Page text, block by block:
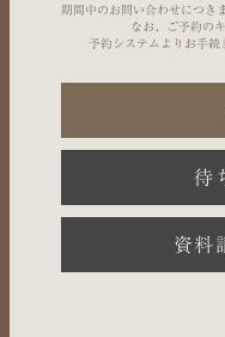
期間中のお問い合わせにつき
なお、ご予約の
予約システムよりお手続
待
資料